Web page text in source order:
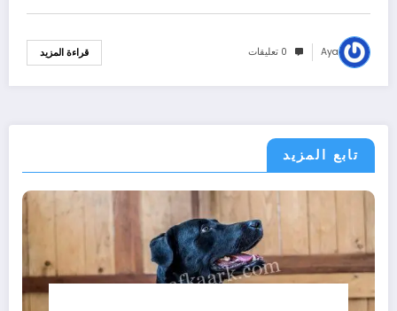
Aya 0 تعليقات قراءة المزيد
تابع المزيد